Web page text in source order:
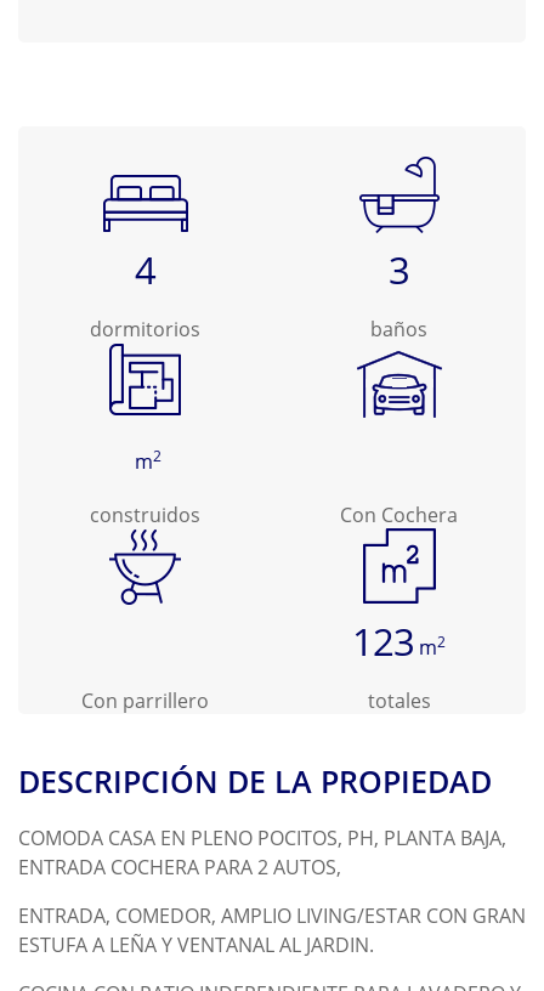
4
dormitorios
3
baños
m2
construidos Con Cochera
Con parrillero
123 m2
totales
DESCRIPCIÓN DE LA PROPIEDAD
COMODA CASA EN PLENO POCITOS, PH, PLANTA BAJA,
ENTRADA COCHERA PARA 2 AUTOS,
ENTRADA, COMEDOR, AMPLIO LIVING/ESTAR CON GRAN
ESTUFA A LEÑA Y VENTANAL AL JARDIN.